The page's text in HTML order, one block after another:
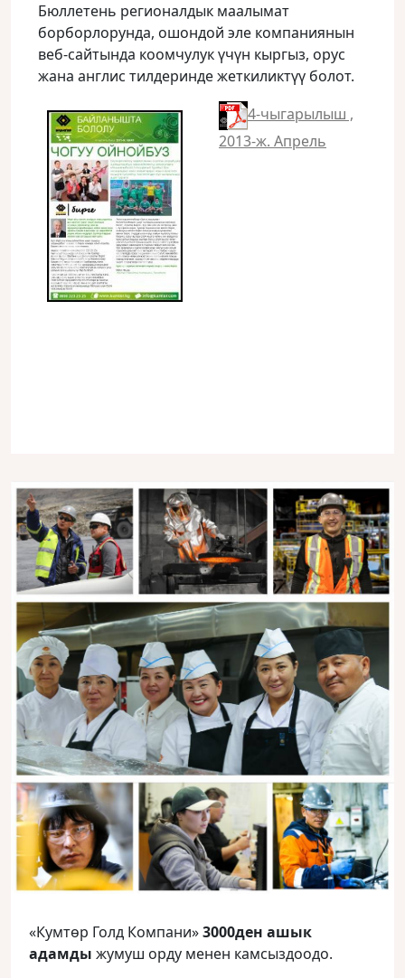
Бюллетень регионалдык маалымат
борборлорунда, ошондой эле компаниянын
веб-сайтында коомчулук үчүн кыргыз, орус
жана англис тилдеринде жеткиликтүү болот.
4-чыгарылыш ,
2013-ж. Апрель
«Кумтөр Голд Компани»3000ден ашык
адамды жумуш орду менен камсыздоодо.